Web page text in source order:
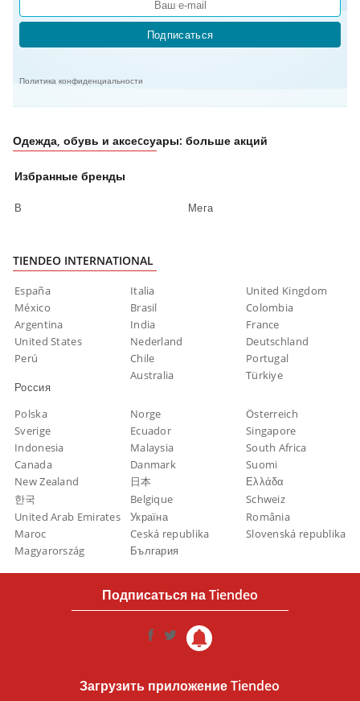
Подписаться
Политика конфиденциальности
Одежда, обувь и аксеcсуары: больше акций
Избранные бренды
В Мега
TIENDEO INTERNATIONAL
España Italia
United Kingdom
México
Brasil
Colombia
Argentina
India
France
United States
Nederland
Deutschland
Perú
Chile
Portugal
Россия
Australia Türkiye
Polska Norge
Österreich
Sverige
Ecuador
Singapore
Indonesia
Malaysia
South Africa
Canada
Danmark
Suomi
New Zealand
日本
Ελλάδα
한국
Belgique
Schweiz
United Arab Emirates
Україна
România
Maroc
Ceská republika
Slovenská republika
Magyarország
България
Подписаться на Tiendeo
Загрузить приложение Tiendeo